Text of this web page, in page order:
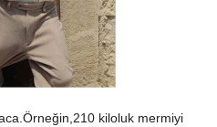
kiloluk mermiyi